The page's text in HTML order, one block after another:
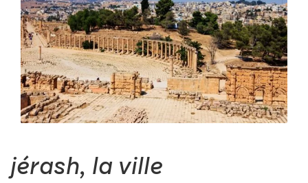
jérash, la ville